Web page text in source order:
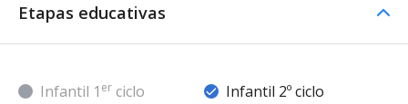
Etapas educativas
Infantil 1 er ciclo Infantil 2º ciclo